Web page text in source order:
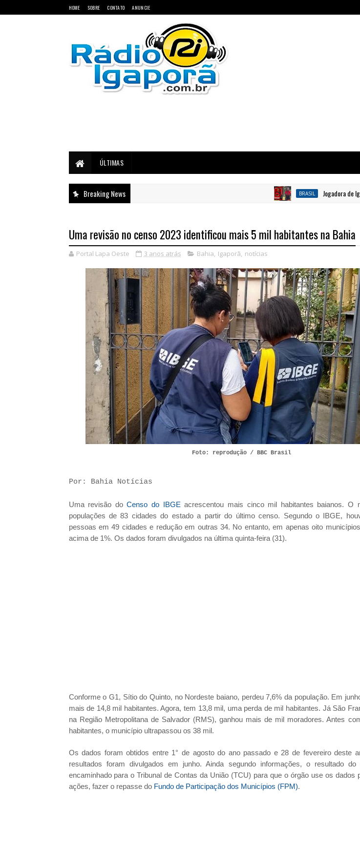
HOME SOBRE CONTATO ANUNCIE
ÚLTIMAS
Breaking News BRASIL Jogadora de
Uma revisão no censo 2023 identificou mais 5 mil habitantes na Bahia
Portal Lapa Oeste 3 anos atrás Bahia, Igaporã, notícias
Foto: reprodução / BBC Brasil
Por: Bahia Notícias
Uma revisão doCenso do IBGE acrescentou mais cinco mil habitantes baianos. O
populações de 83 cidades do estado a partir do último censo. Segundo o IBGE,
pessoas em 49 cidades e redução em outras 34. No entanto, em apenas oito
acima de 1%. Os dados foram divulgados na última quinta-feira (31).
Conforme o G1, Sítio do Quinto, no Nordeste baiano, perdeu 7,6% da população. Em
mais de 14,8 mil habitantes. Agora, tem 13,8 mil, uma perda de mil habitantes. Já São
na Região Metropolitana de Salvador (RMS), ganhou mais de mil moradores. Antes
habitantes, o município ultrapassou os 38 mil.
Os dados foram obtidos entre 1° de agosto do ano passado e 28 de fevereiro deste
resultados foram divulgados em junho. Ainda segundo informações, o resultado
encaminhado para o Tribunal de Contas da União (TCU) para que o órgão use os dados
ações, fazer o repasse do Fundo de Participação dos Municípios (FPM).